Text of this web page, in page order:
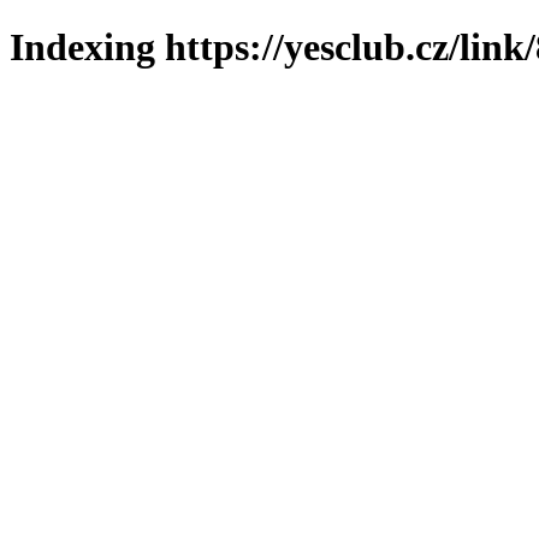
Indexing https://yesclub.cz/link/